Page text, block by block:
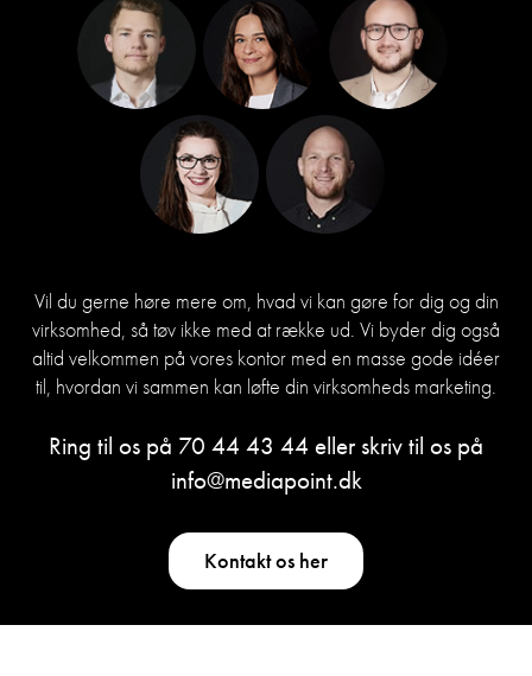
Vil du gerne høre mere om, hvad vi kan gøre for dig og din
virksomhed, så tøv ikke med at række ud. Vi byder dig også
altid velkommen på vores kontor med en masse gode idéer
til, hvordan vi sammen kan løfte din virksomheds marketing.
Ring til os på 70 44 43 44 eller skriv til os på
info@mediapoint.dk
Kontakt os her